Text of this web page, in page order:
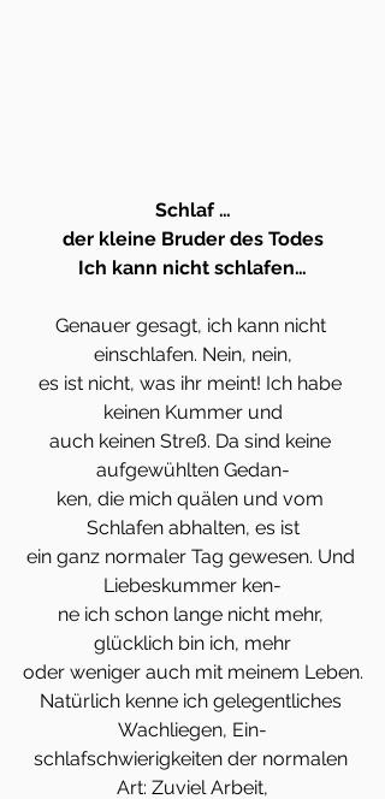
Schlaf …
der kleine Bruder des Todes
Ich kann nicht schlafen…
Genauer gesagt, ich kann nicht
einschlafen. Nein, nein,
es ist nicht, was ihr meint! Ich habe
keinen Kummer und
auch keinen Streß. Da sind keine
aufgewühlten Gedan-
ken, die mich quälen und vom
Schlafen abhalten, es ist
ein ganz normaler Tag gewesen. Und
Liebeskummer ken-
ne ich schon lange nicht mehr,
glücklich bin ich, mehr
oder weniger auch mit meinem Leben.
Natürlich kenne ich gelegentliches
Wachliegen, Ein-
schlafschwierigkeiten der normalen
Art: Zuviel Arbeit,